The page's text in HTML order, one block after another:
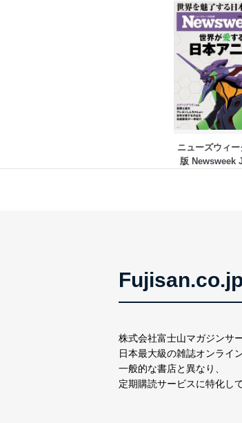
苦情及び相談
貴殿の個人
適切、かつ
株式会社富
TEL：0570-
FAX：03-
e-mail：
改訂：2025
制定：2005
当社は以下
いたします。
株式会社富
代表取締役
個人情報保
２．利用目的
当社が取り
ニューズウィ
版 Newsweek
株式会社富士山マガジンサ
日本最大級の雑誌オンライ
一般的な書店と異なり、
定期購読サービスに特化し